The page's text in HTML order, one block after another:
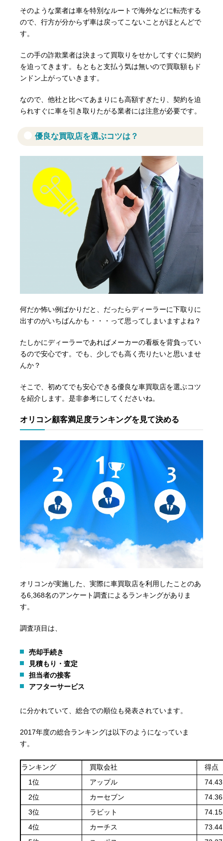
そのような業者は車を特別なルートで海外などに転売する
ので、行方が分からず車は戻ってこないことがほとんどで
す。
この手の詐欺業者は決まって買取りをせかしてすぐに契約
を迫ってきます。もともと支払う気は無いので買取額もド
ンドン上がっていきます。
なので、他社と比べてあまりにも高額すぎたり、契約を迫
られすぐに車を引き取りたがる業者には注意が必要です。
優良な買取店を選ぶコツは？
何だか怖い例ばかりだと、だったらディーラーに下取りに
出すのがいちばんかも・・・って思ってしまいますよね？
たしかにディーラーであればメーカーの看板を背負ってい
るので安心です。でも、少しでも高く売りたいと思いませ
んか？
そこで、初めてでも安心できる優良な車買取店を選ぶコツ
を紹介します。是非参考にしてくださいね。
オリコン顧客満足度ランキングを見て決める
オリコンが実施した、実際に車買取店を利用したことのあ
る6,368名のアンケート調査によるランキングがありま
す。
調査項目は、
売却手続き
見積もり・査定
担当者の接客
アフターサービス
に分かれていて、総合での順位も発表されています。
2017年度の総合ランキングは以下のようになっていま
す。
ランキング 買取会社
得点
1位
アップル
74.43
2位
カーセブン
74.36
3位
ラビット
74.15
4位
カーチス
73.44